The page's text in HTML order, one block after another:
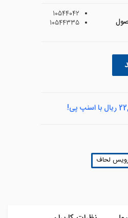
10544042
10544335
لحاف